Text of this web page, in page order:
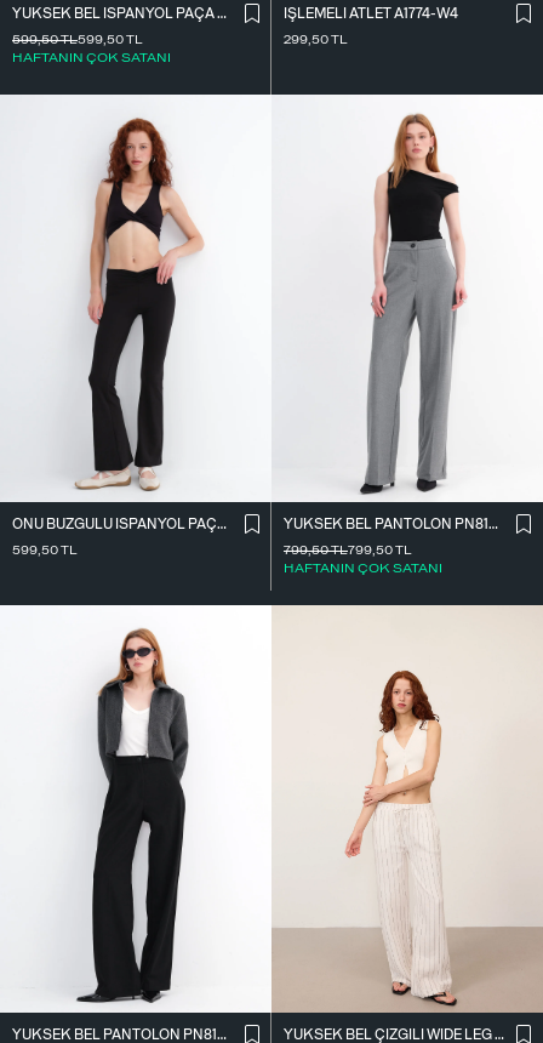
YÜKSEK BEL İ̇SPANYOL PAÇA TAYT TYT0048-E10
599,50TL
HAFTANIN ÇOK SATANI
599,50TL
İ̇ŞLEMELI ATLET A1774-W4
299,50TL
ÖNÜ BÜZGÜLÜ İ̇SPANYOL PAÇA TAYT TYT4009
599,50TL
YÜKSEK BEL PANTOLON PN8130-R4
799,50TL
HAFTANIN ÇOK SATANI
799,50TL
YÜKSEK BEL PANTOLON PN8130-R4
YÜKSEK BEL ÇIZGILI WIDE LEG PANTOLON PN13730-L4